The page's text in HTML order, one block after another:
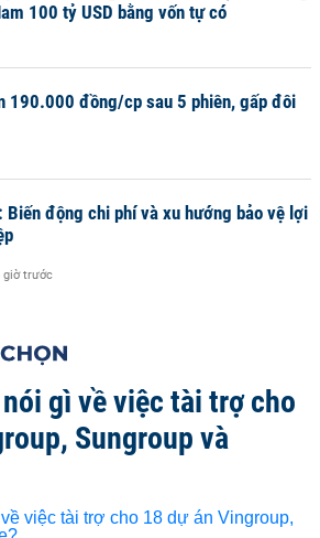
100 tỷ USD bằng vốn tự có
190.000 đồng/cp sau 5 phiên, gấp đôi
Biến động chi phí và xu hướng bảo vệ lợi
giờ trước
gì về việc tài trợ cho
Sungroup và